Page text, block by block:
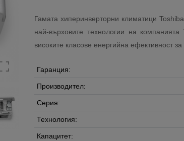
Гамата хиперинверторни климатици
най-върховите технологии на
високите класове енергийна ефективност
Гаранция:
Производител:
Серия:
Технология:
Капацитет: